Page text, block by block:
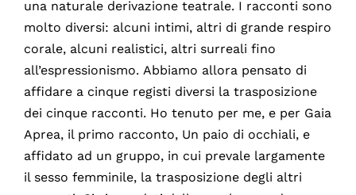
una naturale derivazione teatrale. I racconti sono
molto diversi: alcuni intimi, altri di grande respiro
corale, alcuni realistici, altri surreali fino
all’espressionismo. Abbiamo allora pensato di
affidare a cinque registi diversi la trasposizione
dei cinque racconti. Ho tenuto per me, e per Gaia
Aprea, il primo racconto, Un paio di occhiali, e
affidato ad un gruppo, in cui prevale largamente
il sesso femminile, la trasposizione degli altri